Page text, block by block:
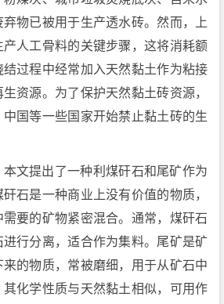
物已被用于生产透水砖。然而，上
人工骨料的关键步骤，这将消耗额
过程中经常加入天然黏土作为粘接
资源。为了保护天然黏土砖资源，
国等一些国家开始禁止黏土砖的生
文提出了一种利煤矸石和尾矿作为
石是一种商业上没有价值的物质，
要的矿物紧密混合。通常，煤矸石
行分离，适合作为集料。尾矿是矿
的物质，常被磨细，用于从矿石中
化学性质与天然黏土相似，可用作